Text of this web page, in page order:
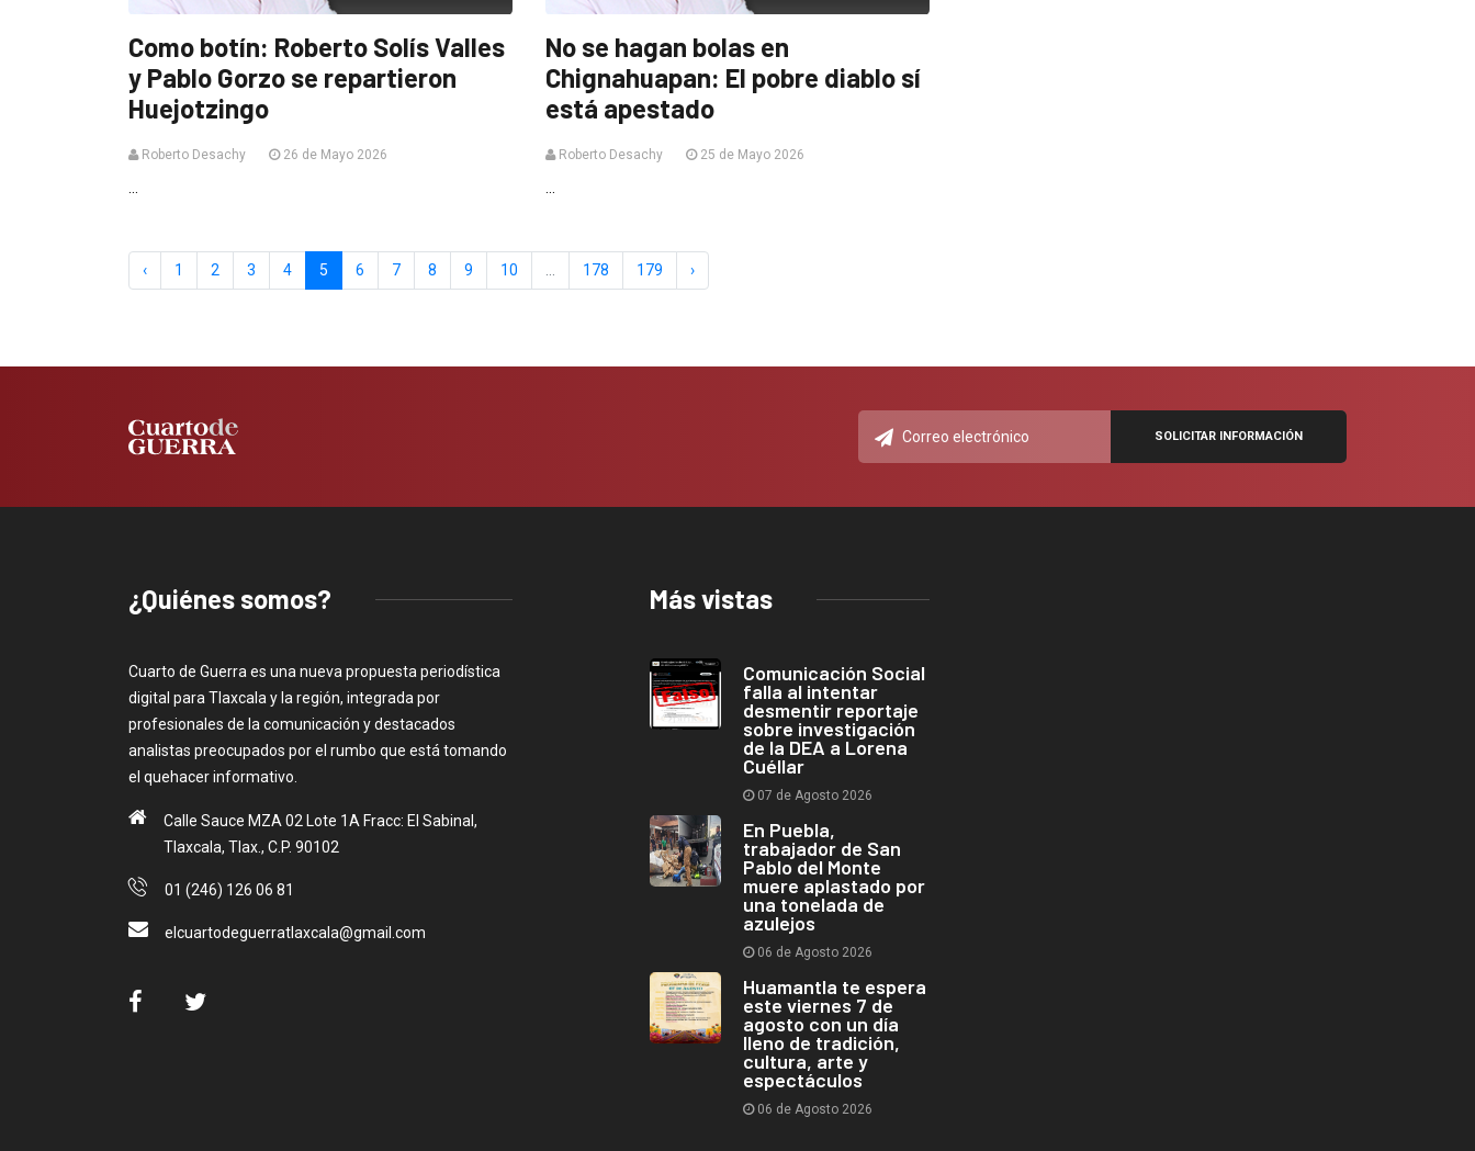
Como botín: Roberto Solís Valles
y Pablo Gorzo se repartieron
Huejotzingo
Roberto Desachy 26 de Mayo 2026
...
No se hagan bolas en
Chignahuapan: El pobre diablo sí
está apestado
Roberto Desachy 25 de Mayo 2026
...
‹ 1 2 3 4 5 6 7 8 9 10 ... 178 179 ›
¿Quiénes somos?
Cuarto de Guerra es una nueva propuesta periodística
digital para Tlaxcala y la región, integrada por
profesionales de la comunicación y destacados
analistas preocupados por el rumbo que está tomando
el quehacer informativo.
Calle Sauce MZA 02 Lote 1A Fracc: El Sabinal,
Tlaxcala, Tlax., C.P. 90102
01 (246) 126 06 81
elcuartodeguerratlaxcala@gmail.com
Más vistas
Comunicación Social
falla al intentar
desmentir reportaje
sobre investigación
de la DEA a Lorena
Cuéllar
07 de Agosto 2026
En Puebla,
trabajador de San
Pablo del Monte
muere aplastado por
una tonelada de
azulejos
06 de Agosto 2026
Huamantla te espera
este viernes 7 de
agosto con un día
lleno de tradición,
cultura, arte y
espectáculos
06 de Agosto 2026